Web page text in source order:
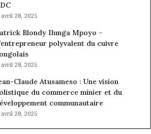
avril 28, 2025
Blondy Ilunga Mpoyo –
polyvalent du cuivre
avril 28, 2025
Claude Atusameso : Une vision
du commerce minier et du
communautaire
avril 28, 2025